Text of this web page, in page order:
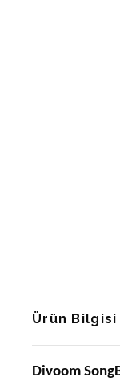
Ürün Bilgisi
Divoom